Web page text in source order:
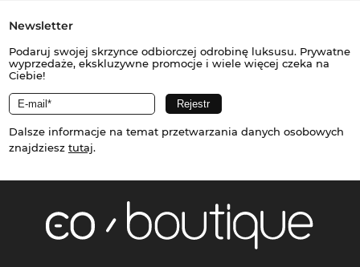
Newsletter
Podaruj swojej skrzynce odbiorczej odrobinę luksusu. Prywatne
wyprzedaże, ekskluzywne promocje i wiele więcej czeka na
Ciebie!
Dalsze informacje na temat przetwarzania danych osobowych
znajdziesz tutaj.